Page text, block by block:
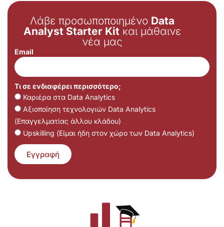
Λάβε προσωποποιημένο Data
Analyst Starter Kit και μάθαινε
νέα μας
Email
Τι σε ενδιαφέρει περισσότερο;
Καριέρα στα Data Analytics
Αξιοποίηση τεχνολογιών Data Analytics
(Επαγγελματίας άλλου κλάδου)
Upskilling (Είμαι ήδη στον χώρο των Data Analytics)
Εγγραφή